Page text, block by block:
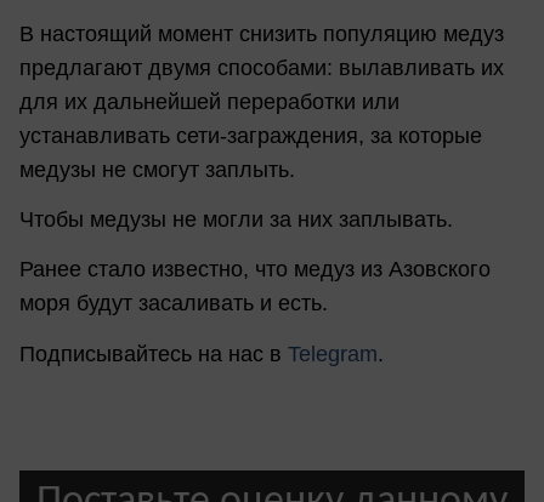
В настоящий момент снизить популяцию медуз
предлагают двумя способами: вылавливать их
для их дальнейшей переработки или
устанавливать сети-заграждения, за которые
медузы не смогут заплыть.
Чтобы медузы не могли за них заплывать.
Ранее стало известно, что медуз из Азовского
моря будут засаливать и есть.
Подписывайтесь на нас в Telegram.